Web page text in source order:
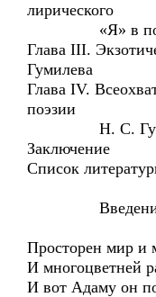
лирического
«Я» в
Глава III.
Гумилева
Глава IV.
поэзии
Н. С.
Заключение
Список
Просторен мир и
И многоцветней
И вот Адаму он